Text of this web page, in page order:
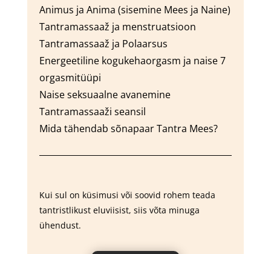
Animus ja Anima (sisemine Mees ja Naine)
Tantramassaaž ja menstruatsioon
Tantramassaaž ja Polaarsus
Energeetiline kogukehaorgasm ja naise 7
orgasmitüüpi
Naise seksuaalne avanemine
Tantramassaaži seansil
Mida tähendab sõnapaar Tantra Mees?
Kui sul on küsimusi või soovid rohem teada
tantristlikust eluviisist, siis võta minuga
ühendust.